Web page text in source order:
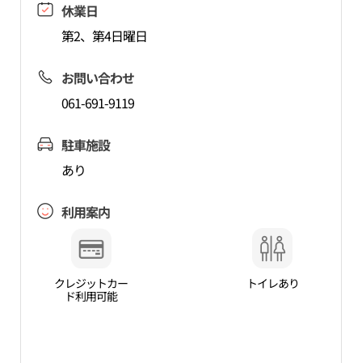
休業日
第2、第4日曜日
お問い合わせ
061-691-9119
駐車施設
あり
利用案内
クレジットカー
ド利用可能
トイレあり